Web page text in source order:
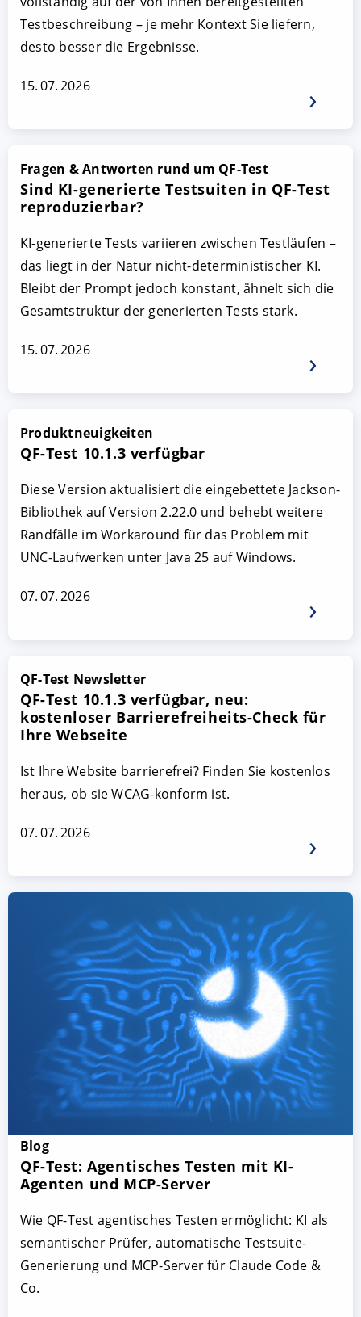
Testbeschreibung – je mehr Kontext Sie liefern,
desto besser die Ergebnisse.
15. 07. 2026
Fragen & Antworten rund um QF-Test
Sind KI-generierte Testsuiten in QF-Test
reproduzierbar?
KI-generierte Tests variieren zwischen Testläufen –
das liegt in der Natur nicht-deterministischer KI.
Bleibt der Prompt jedoch konstant, ähnelt sich die
Gesamtstruktur der generierten Tests stark.
15. 07. 2026
Produktneuigkeiten
QF-Test 10.1.3 verfügbar
Diese Version aktualisiert die eingebettete Jackson-
Bibliothek auf Version 2.22.0 und behebt weitere
Randfälle im Workaround für das Problem mit
UNC-Laufwerken unter Java 25 auf Windows.
07. 07. 2026
QF-Test Newsletter
QF-Test 10.1.3 verfügbar, neu:
kostenloser Barrierefreiheits-Check für
Ihre Webseite
Ist Ihre Website barrierefrei? Finden Sie kostenlos
heraus, ob sie WCAG-konform ist.
07. 07. 2026
Blog
QF-Test: Agentisches Testen mit KI-
Agenten und MCP-Server
Wie QF-Test agentisches Testen ermöglicht: KI als
semantischer Prüfer, automatische Testsuite-
Generierung und MCP-Server für Claude Code &
Co.